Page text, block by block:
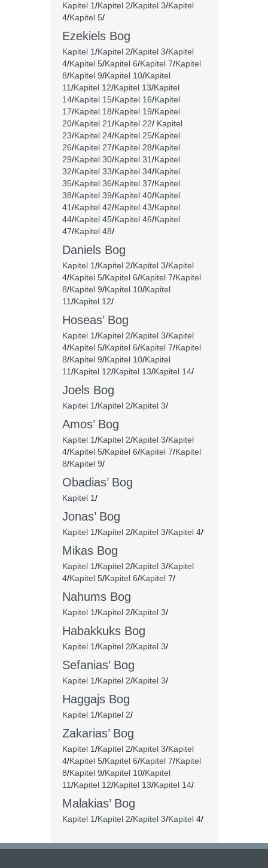
Kapitel 1/Kapitel 2/Kapitel 3/Kapitel
4/Kapitel 5/
Ezekiels Bog
Kapitel 1/Kapitel 2/Kapitel 3/Kapitel
4/Kapitel 5/Kapitel 6/Kapitel 7/Kapitel
8/Kapitel 9/Kapitel 10/Kapitel
11/Kapitel 12/Kapitel 13/Kapitel
14/Kapitel 15/Kapitel 16/Kapitel
17/Kapitel 18/Kapitel 19/Kapitel
20/Kapitel 21/Kapitel 22/ Kapitel
23/Kapitel 24/Kapitel 25/Kapitel
26/Kapitel 27/Kapitel 28/Kapitel
29/Kapitel 30/Kapitel 31/Kapitel
32/Kapitel 33/Kapitel 34/Kapitel
35/Kapitel 36/Kapitel 37/Kapitel
38/Kapitel 39/Kapitel 40/Kapitel
41/Kapitel 42/Kapitel 43/Kapitel
44/Kapitel 45/Kapitel 46/Kapitel
47/Kapitel 48/
Daniels Bog
Kapitel 1/Kapitel 2/Kapitel 3/Kapitel
4/Kapitel 5/Kapitel 6/Kapitel 7/Kapitel
8/Kapitel 9/Kapitel 10/Kapitel
11/Kapitel 12/
Hoseas’ Bog
Kapitel 1/Kapitel 2/Kapitel 3/Kapitel
4/Kapitel 5/Kapitel 6/Kapitel 7/Kapitel
8/Kapitel 9/Kapitel 10/Kapitel
11/Kapitel 12/Kapitel 13/Kapitel 14/
Joels Bog
Kapitel 1/Kapitel 2/Kapitel 3/
Amos’ Bog
Kapitel 1/Kapitel 2/Kapitel 3/Kapitel
4/Kapitel 5/Kapitel 6/Kapitel 7/Kapitel
8/Kapitel 9/
Obadias’ Bog
Kapitel 1/
Jonas’ Bog
Kapitel 1/Kapitel 2/Kapitel 3/Kapitel 4/
Mikas Bog
Kapitel 1/Kapitel 2/Kapitel 3/Kapitel
4/Kapitel 5/Kapitel 6/Kapitel 7/
Nahums Bog
Kapitel 1/Kapitel 2/Kapitel 3/
Habakkuks Bog
Kapitel 1/Kapitel 2/Kapitel 3/
Sefanias’ Bog
Kapitel 1/Kapitel 2/Kapitel 3/
Haggajs Bog
Kapitel 1/Kapitel 2/
Zakarias’ Bog
Kapitel 1/Kapitel 2/Kapitel 3/Kapitel
4/Kapitel 5/Kapitel 6/Kapitel 7/Kapitel
8/Kapitel 9/Kapitel 10/Kapitel
11/Kapitel 12/Kapitel 13/Kapitel 14/
Malakias’ Bog
Kapitel 1/Kapitel 2/Kapitel 3/Kapitel 4/